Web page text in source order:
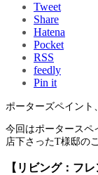
Tweet
Share
Hatena
Pocket
RSS
feedly
Pin it
ポーターズペイント
今回はポータースペ
店下さったT様邸の
【リビング：フ